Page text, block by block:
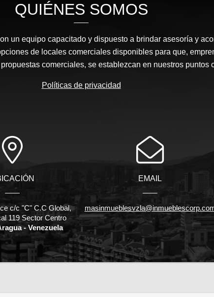
QUIÉNES SOMOS
un equipo capacitado y dispuesto a brindar asesoría y
de locales comerciales disponibles para que,
comerciales, se establezcan en nuestros puntos
Políticas de privacidad
c/c "C" C.C Global,
119 Sector Centro
- Venezuela
EMAIL